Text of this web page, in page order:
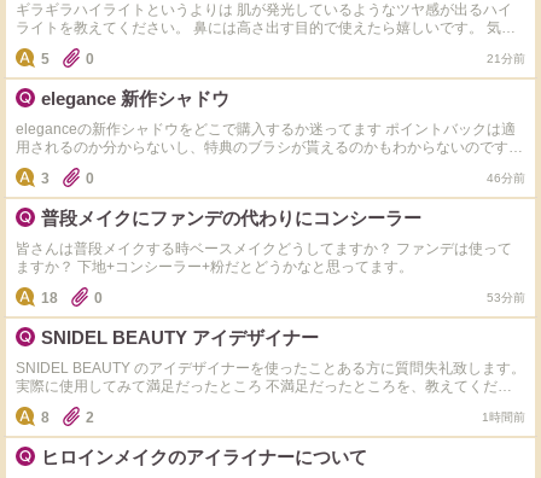
ギラギラハイライトというよりは 肌が発光しているようなツヤ感が出るハイ
ライトを教えてください。 鼻には高さ出す目的で使えたら嬉しいです。 気に
なってるのは以下の4つです。 ・Dior ディオールスキン フォーエヴァー グロ
ウ マキシマイザー ・Dior ディオールスキン フォーエヴァー グロウ マキシマ
イザー ・Diorバックステージ グロウ マキシマイザー パレット ・NARSライト
リフレクティング ルミナイジングスティック ・
5 0 21分前
elegance 新作シャドウ
eleganceの新作シャドウをどこで購入するか迷ってます ポイントバックは適
用されるのか分からないし、特典のブラシが貰えるのかもわからないのですが
詳しい方いらっしゃいますか？ なるべくお得に購入したいと思っています
3 0 46分前
普段メイクにファンデの代わりにコンシーラー
皆さんは普段メイクする時ベースメイクどうしてますか？ ファンデは使って
ますか？ 下地+コンシーラー+粉だとどうかなと思ってます。
18
0 53分前
SNIDEL BEAUTY アイデザイナー
SNIDEL BEAUTY のアイデザイナーを使ったことある方に質問失礼致します。
実際に使用してみて満足だったところ 不満足だったところを、教えてくださ
い。 おすすめのカラーも教えていただけると嬉しいです！ よろしくお願い致
します。
8 2 1時間前
ヒロインメイクのアイライナーについて